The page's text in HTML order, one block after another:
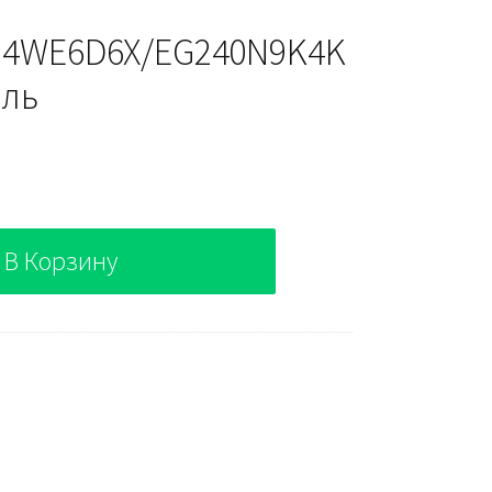
EG240N9K4K
В Корзину